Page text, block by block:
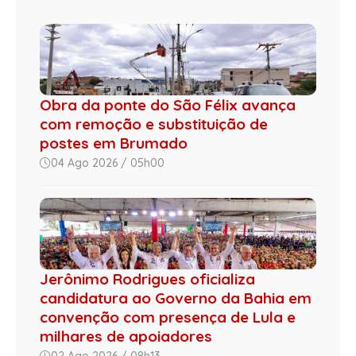
Obra da ponte do São Félix avança
com remoção e substituição de
postes em Brumado
04 Ago 2026 / 05h00
Jerônimo Rodrigues oficializa
candidatura ao Governo da Bahia em
convenção com presença de Lula e
milhares de apoiadores